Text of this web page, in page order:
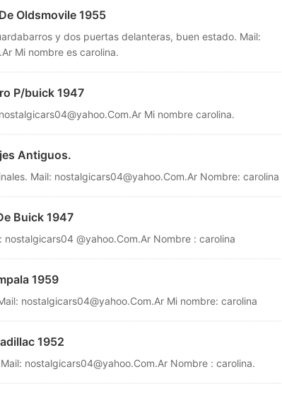
Oldsmovile 1955
y dos puertas delanteras, buen estado. Mail:
Mi nombre es carolina.
P/buick 1947
nostalgicars04@yahoo.Com.ArMi nombre carolina.
Antiguos.
Mail: nostalgicars04@yahoo.Com.Ar Nombre: carolina
Buick 1947
@yahoo.Com.Ar Nombre : carolina
1959
nostalgicars04@yahoo.Com.Ar Mi nombre: carolina
1952
nostalgicars04@yahoo.Com.ArNombre : carolina.